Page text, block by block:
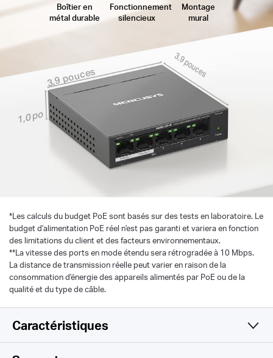
Boîtier en
métal durable
Fonctionnement
silencieux
Montage
mural
3,9 pouces
1,0 po
3,9 pouces
*Les calculs du budget PoE sont basés sur des tests en laboratoire. Le
budget d'alimentation PoE réel n'est pas garanti et variera en fonction
des limitations du client et des facteurs environnementaux.
**La vitesse des ports en mode étendu sera rétrogradée à 10 Mbps.
La distance de transmission réelle peut varier en raison de la
consommation d'énergie des appareils alimentés par PoE ou de la
qualité et du type de câble.
Caractéristiques